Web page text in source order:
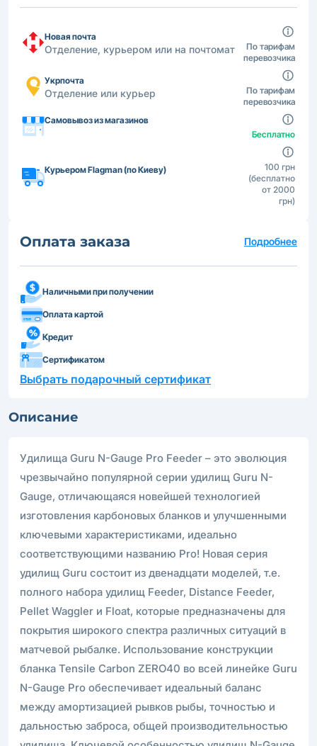
Новая почта
Отделение, курьером или на почтомат
По тарифам
перевозчика
Укрпочта
Отделение или курьер
По тарифам
перевозчика
Самовывоз из магазинов
Бесплатно
Курьером Flagman (по Киеву)
100 грн
(бесплатно
от 2000
грн)
Оплата заказа Подробнее
Наличными при получении
Оплата картой
Кредит
Сертификатом
Выбрать подарочный сертификат
Описание
Удилища Guru N-Gauge Pro Feeder – это эволюция
чрезвычайно популярной серии удилищ Guru N-
Gauge, отличающаяся новейшей технологией
изготовления карбоновых бланков и улучшенными
ключевыми характеристиками, идеально
соответствующими названию Pro! Новая серия
удилищ Guru состоит из двенадцати моделей, т.е.
полного набора удилищ Feeder, Distance Feeder,
Pellet Waggler и Float, которые предназначены для
покрытия широкого спектра различных ситуаций в
матчевой рыбалке. Использование конструкции
бланка Tensile Carbon ZERO40 во всей линейке Guru
N-Gauge Pro обеспечивает идеальный баланс
между амортизацией рывков рыбы, точностью и
дальностью заброса, общей производительностью